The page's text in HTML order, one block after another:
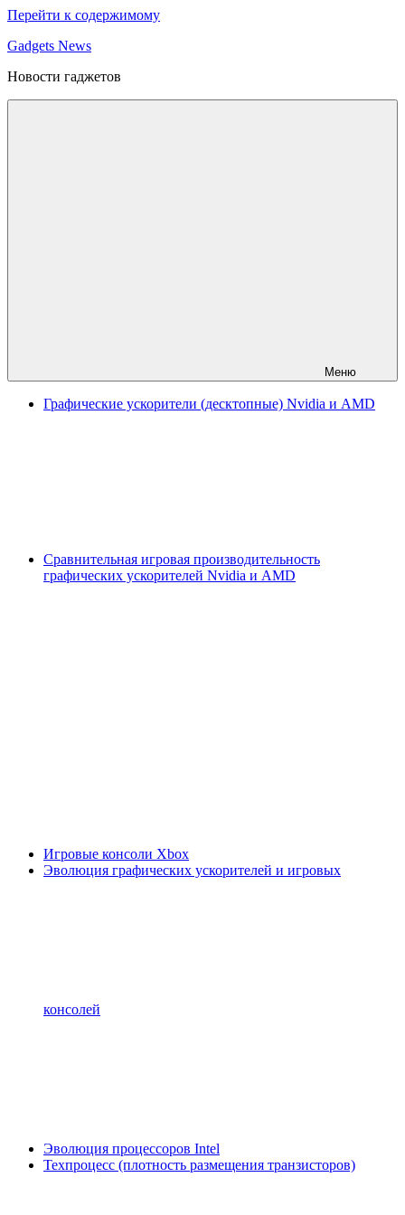
Перейти к содержимому
Gadgets News
Новости гаджетов
Меню
Графические ускорители (десктопные) Nvidia и AMD
Сравнительная игровая производительность
графических ускорителей Nvidia и AMD
Игровые консоли Xbox
Эволюция графических ускорителей и игровых
консолей
Эволюция процессоров Intel
Техпроцесс (плотность размещения транзисторов)